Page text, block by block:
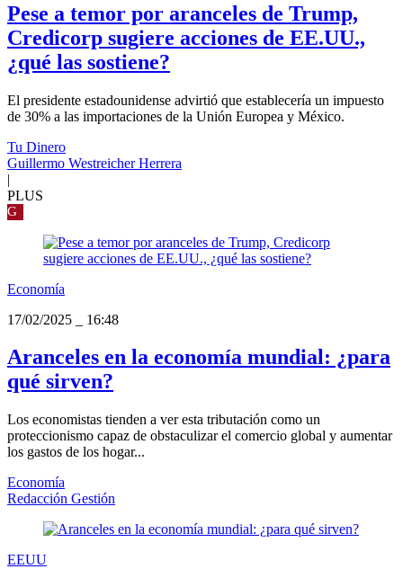
Pese a temor por aranceles de Trump,
Credicorp sugiere acciones de EE.UU.,
¿qué las sostiene?
El presidente estadounidense advirtió que establecería un impuesto
de 30% a las importaciones de la Unión Europea y México.
Tu Dinero
Guillermo Westreicher Herrera
|
PLUS
G
Economía
17/02/2025
16:48
Aranceles en la economía mundial: ¿para
qué sirven?
Los economistas tienden a ver esta tributación como un
proteccionismo capaz de obstaculizar el comercio global y aumentar
los gastos de los hogar...
Economía
Redacción Gestión
EEUU